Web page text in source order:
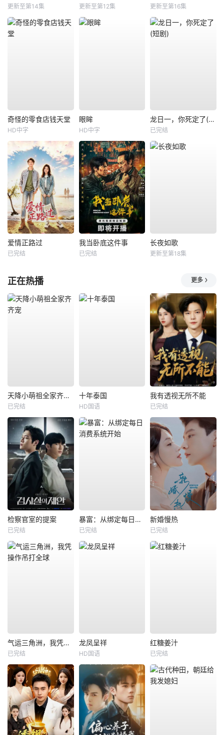
更新至第14集 更新至第12集 更新至第16集
奇怪的零食店钱天堂
HD中字
眼眸
HD中字
龙日一，你死定了(短剧)
已完结
爱情正路过
已完结
我当卧底这件事
已完结
长夜如歌
更新至第18集
正在热播 更多
天降小萌祖全家齐齐宠
已完结
十年泰国
HD国语
我有透视无所不能
已完结
检察官室的提案
已完结
暴富：从绑定每日消费系统开始
已完结
新婚慢热
已完结
气运三角洲，我凭操作吊打全球
已完结
龙凤呈祥
HD国语
红糖姜汁
已完结